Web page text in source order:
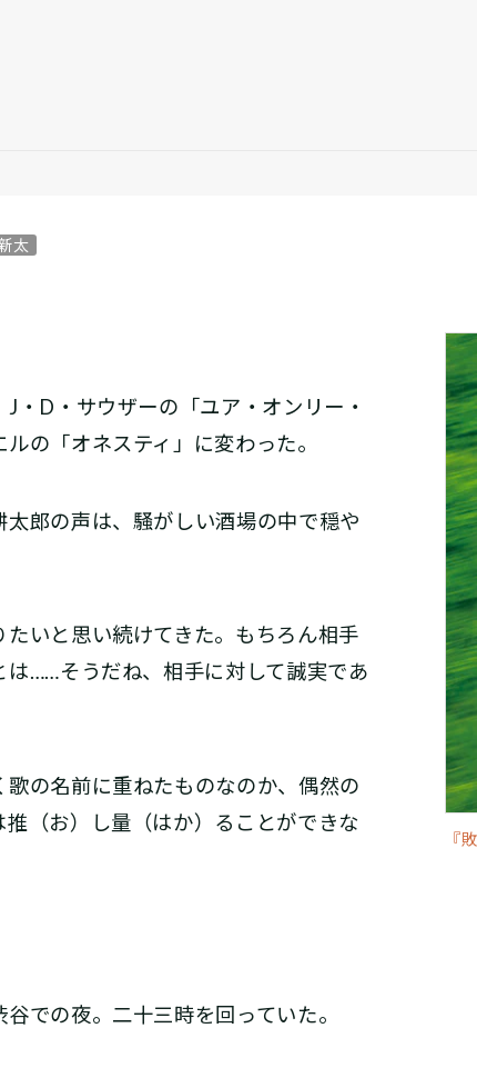
太
『
D・サウザーの「ユア・オンリー・
の「オネスティ」に変わった。
郎の声は、騒がしい酒場の中で穏や
いと思い続けてきた。もちろん相手
……そうだね、相手に対して誠実であ
の名前に重ねたものなのか、偶然の
（お）し量（はか）ることができな
での夜。二十三時を回っていた。